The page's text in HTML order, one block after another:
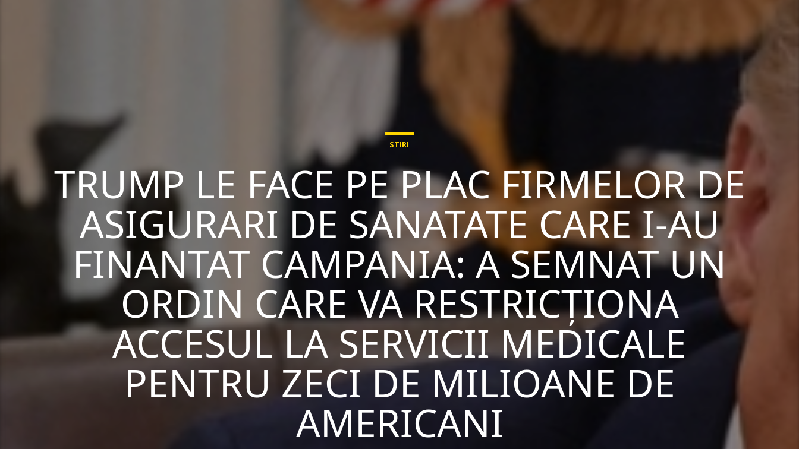
STIRI
TRUMP LE FACE PE PLAC FIRMELOR DE
ASIGURARI DE SANATATE CARE I-AU
FINANTAT CAMPANIA: A SEMNAT UN
ORDIN CARE VA RESTRICȚIONA
ACCESUL LA SERVICII MEDICALE
PENTRU ZECI DE MILIOANE DE
AMERICANI